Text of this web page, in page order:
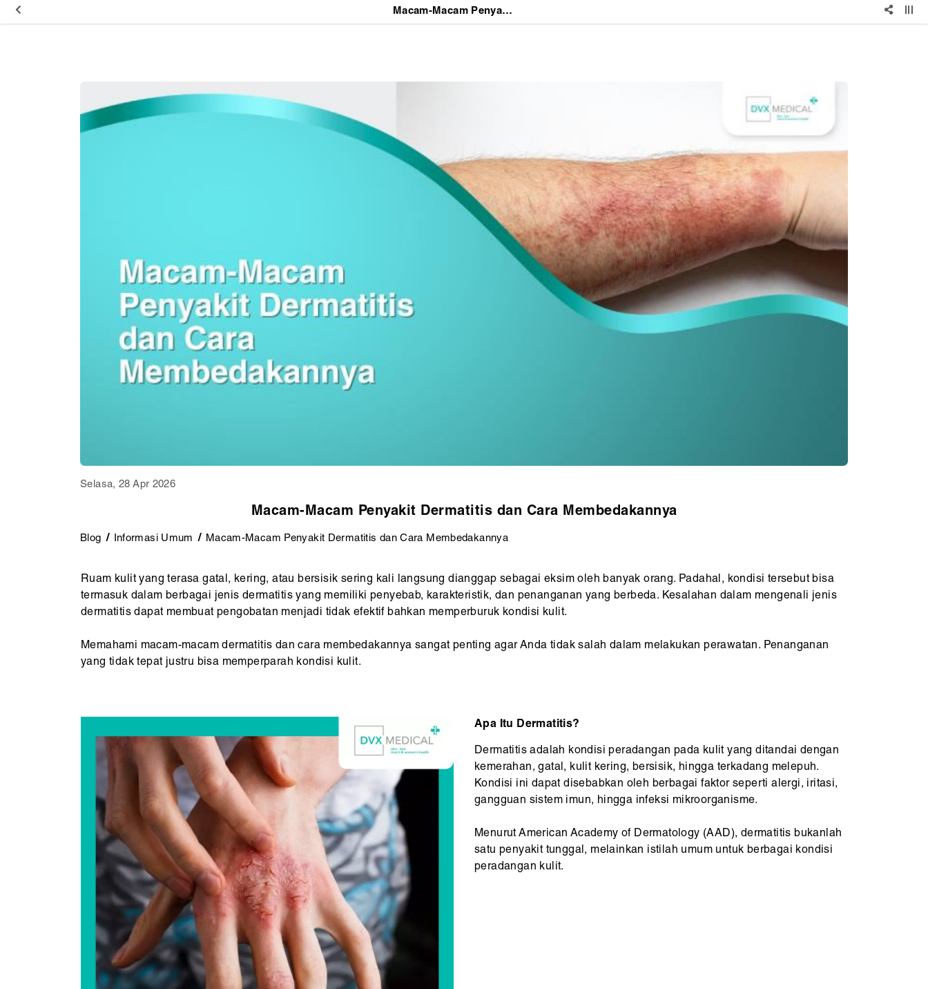
Macam-Macam Penyakit Dermatitis dan Cara Membedakannya
Selasa, 28 Apr 2026
Macam-Macam Penyakit Dermatitis dan Cara Membedakannya
Blog Informasi Umum Macam-Macam Penyakit Dermatitis dan Cara Membedakannya
Ruam kulit yang terasa gatal, kering, atau bersisik sering kali langsung dianggap sebagai eksim oleh banyak orang. Padahal, kondisi tersebut bisa
termasuk dalam berbagai jenis dermatitis yang memiliki penyebab, karakteristik, dan penanganan yang berbeda. Kesalahan dalam mengenali jenis
dermatitis dapat membuat pengobatan menjadi tidak efektif bahkan memperburuk kondisi kulit.
Memahami macam-macam dermatitis dan cara membedakannya sangat penting agar Anda tidak salah dalam melakukan perawatan. Penanganan
yang tidak tepat justru bisa memperparah kondisi kulit.
Apa Itu Dermatitis?
Dermatitis adalah kondisi peradangan pada kulit yang ditandai dengan
kemerahan, gatal, kulit kering, bersisik, hingga terkadang melepuh.
Kondisi ini dapat disebabkan oleh berbagai faktor seperti alergi, iritasi,
gangguan sistem imun, hingga infeksi mikroorganisme.
Menurut American Academy of Dermatology (AAD), dermatitis bukanlah
satu penyakit tunggal, melainkan istilah umum untuk berbagai kondisi
peradangan kulit.